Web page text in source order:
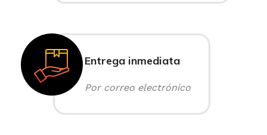
Entrega inmediata
Por correo electrónico